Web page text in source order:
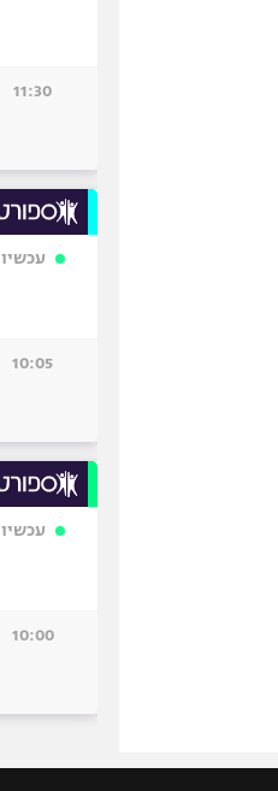
11:30
עכשיו
10:05
עכשיו
10:00